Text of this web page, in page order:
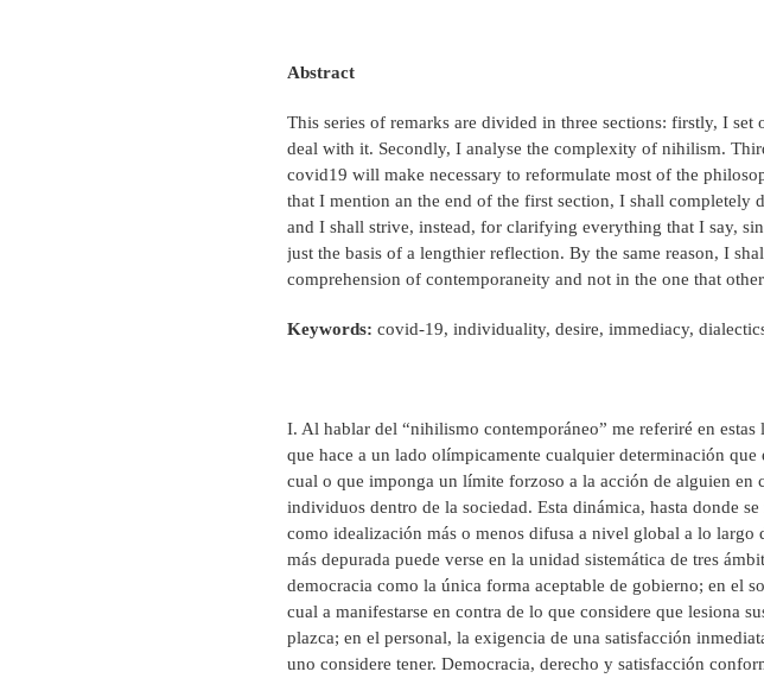
Abstract
This series of remarks are divided in three sections: firstly, I
deal with it. Secondly, I analyse the complexity of nihilism.
covid19 will make necessary to reformulate most of the
that I mention an the end of the first section, I shall completely
and I shall strive, instead, for clarifying everything that I say,
just the basis of a lengthier reflection. By the same reason, I
comprehension of contemporaneity and not in the one that
Keywords: covid-19, individuality, desire, immediacy,
I. Al hablar del “nihilismo contemporáneo” me referiré en
que hace a un lado olímpicamente cualquier determinación que
cual o que imponga un límite forzoso a la acción de alguien en
individuos dentro de la sociedad. Esta dinámica, hasta donde
como idealización más o menos difusa a nivel global a lo largo
más depurada puede verse en la unidad sistemática de tres
democracia como la única forma aceptable de gobierno; en el
cual a manifestarse en contra de lo que considere que lesiona
plazca; en el personal, la exigencia de una satisfacción
uno considere tener. Democracia, derecho y satisfacción